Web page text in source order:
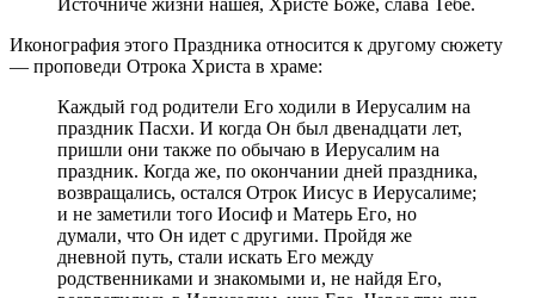
Иконография этого Праздника относится к другому сюжету
— проповеди Отрока Христа в храме:
Каждый год родители Его ходили в Иерусалим на
праздник Пасхи. И когда Он был двенадцати лет,
пришли они также по обычаю в Иерусалим на
праздник. Когда же, по окончании дней праздника,
возвращались, остался Отрок Иисус в Иерусалиме;
и не заметили того Иосиф и Матерь Его, но
думали, что Он идет с другими. Пройдя же
дневной путь, стали искать Его между
родственниками и знакомыми и, не найдя Его,